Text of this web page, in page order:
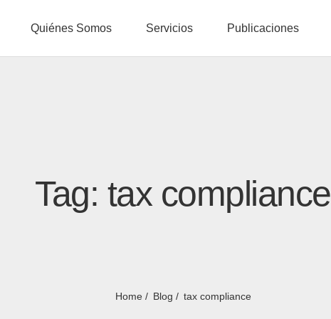
Quiénes Somos Servicios Publicaciones
Tag: tax compliance
Home Blog tax compliance